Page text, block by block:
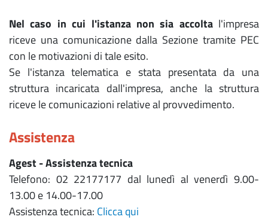
Nel caso in cui l'istanza non sia accolta l'impresa
riceve una comunicazione dalla Sezione tramite PEC
con le motivazioni di tale esito.
Se l'istanza telematica e stata presentata da una
struttura incaricata dall'impresa, anche la struttura
riceve le comunicazioni relative al provvedimento.
Assistenza
Agest - Assistenza tecnica
Telefono: 02 22177177 dal lunedì al venerdì 9.00-
13.00 e 14.00-17.00
Assistenza tecnica: Clicca qui